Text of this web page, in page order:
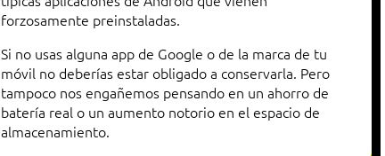
forzosamente preinstaladas.
Si no usas alguna app de Google o de la marca de tu
móvil no deberías estar obligado a conservarla. Pero
tampoco nos engañemos pensando en un ahorro de
batería real o un aumento notorio en el espacio de
almacenamiento.